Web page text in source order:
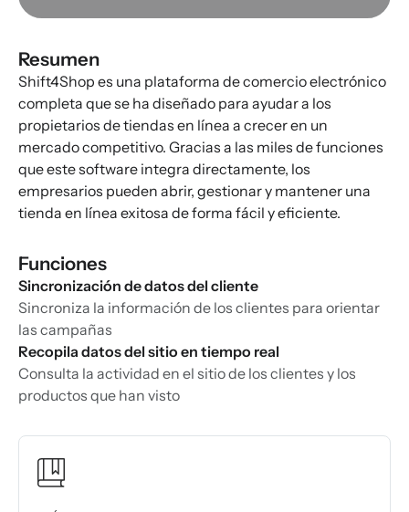
Resumen
Shift4Shop es una plataforma de comercio electrónico
completa que se ha diseñado para ayudar a los
propietarios de tiendas en línea a crecer en un
mercado competitivo. Gracias a las miles de funciones
que este software integra directamente, los
empresarios pueden abrir, gestionar y mantener una
tienda en línea exitosa de forma fácil y eficiente.
Funciones
Sincronización de datos del cliente
Sincroniza la información de los clientes para orientar
las campañas
Recopila datos del sitio en tiempo real
Consulta la actividad en el sitio de los clientes y los
productos que han visto